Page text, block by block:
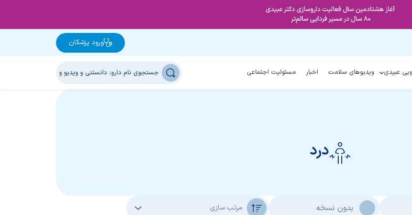
ورود پزشکان
عبیدی ویدیوهای سلامت اخبار مسئولیت اجتماعی
درد
بدون نسخه